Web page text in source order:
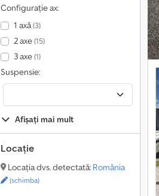
Configurație ax:
1 axă(3)
2 axe(15)
3 axe(1)
Suspensie:
Afișați mai mult
Locație
Locația dvs. detectată: România
(schimba)